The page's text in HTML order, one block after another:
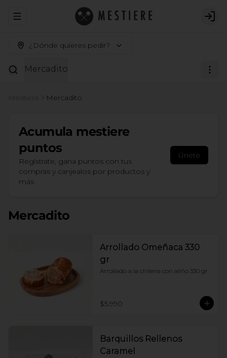
Abrir menu de navegación
¿Dónde quieres pedir?
Mercadito
Mestiere Mercadito
Acumula mestiere
puntos
Regístrate, gana puntos con tus
compras y canjealos por productos y
más
Únete
Mercadito
Arrollado Omeñaca 330
gr
Arrollado a la chilena con aliño 330 gr
$5.990
Barquillos Rellenos
Caramel